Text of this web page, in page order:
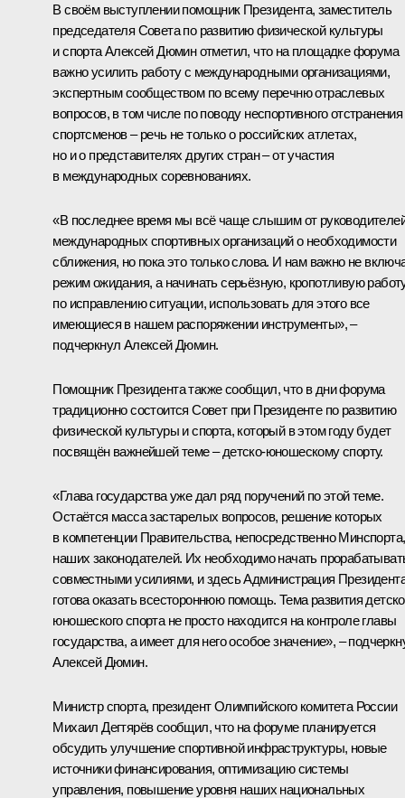
В своём выступлении помощник Президента, заместитель
председателя Совета по развитию физической культуры
и спортаАлексей Дюминотметил, что на площадке форума
важно усилить работу с международными организациями,
экспертным сообществом по всему перечню отраслевых
вопросов, в том числе по поводу неспортивного отстранения
спортсменов – речь не только о российских атлетах,
но и о представителях других стран – от участия
в международных соревнованиях.
«В последнее время мы всё чаще слышим от
международных спортивных организаций о необходимости
сближения, но пока это только слова. И нам важно не
режим ожидания, а начинать серьёзную, кропотливую
по исправлению ситуации, использовать для этого все
имеющиеся в нашем распоряжении инструменты», –
подчеркнул Алексей Дюмин.
Помощник Президента также сообщил, что в дни форума
традиционно состоится Совет при Президенте по развитию
физической культуры и спорта, который в этом году будет
посвящён важнейшей теме – детско-юношескому спорту.
«Глава государства уже дал ряд поручений по этой теме.
Остаётся масса застарелых вопросов, решение которых
в компетенции Правительства, непосредственно Минспорта,
наших законодателей. Их необходимо начать
совместными усилиями, и здесь Администрация
готова оказать всестороннюю помощь. Тема развития
юношеского спорта не просто находится на контроле главы
государства, а имеет для него особое значение», –
Алексей Дюмин.
Министр спорта, президент Олимпийского комитета России
Михаил Дегтярёвсообщил, что на форуме планируется
обсудить улучшение спортивной инфраструктуры, новые
источники финансирования, оптимизацию системы
управления, повышение уровня наших национальных